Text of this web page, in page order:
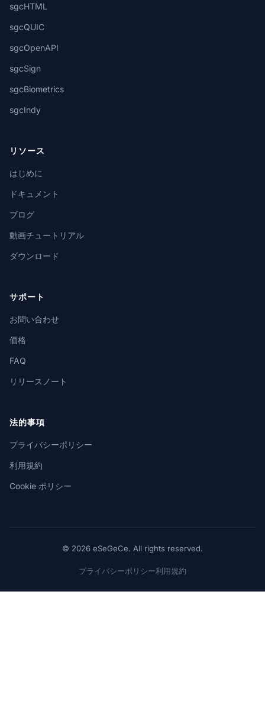
sgcHTML
sgcQUIC
sgcOpenAPI
sgcSign
sgcBiometrics
sgcIndy
リソース
はじめに
ドキュメント
ブログ
動画チュートリアル
ダウンロード
サポート
お問い合わせ
価格
FAQ
リリースノート
法的事項
プライバシーポリシー
利用規約
Cookie ポリシー
© 2026 eSeGeCe. All rights reserved.
プライバシーポリシー利用規約